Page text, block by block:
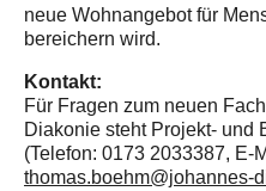
neue Wohnangebot für
bereichern wird.
Kontakt:
Für Fragen zum neuen
Diakonie steht Projekt- und
(Telefon: 0173 2033387, E-
thomas.boehm@johannes-